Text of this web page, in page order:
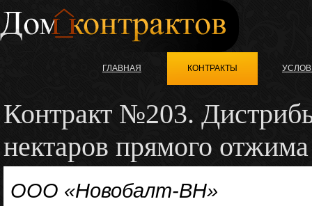
ГЛАВНАЯ КОНТРАКТЫ
Контракт №203.
нектаров прямого
ООО «Новобалт-ВН»